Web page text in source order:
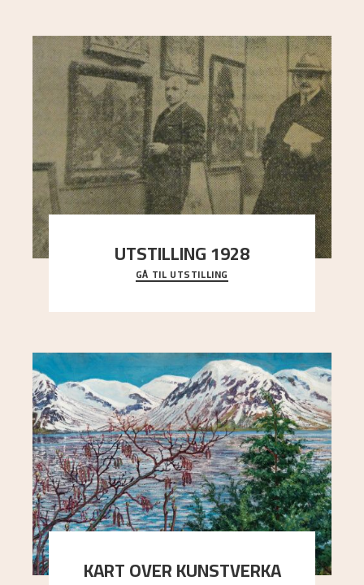
UTSTILLING 1928
Då Astrup døydde i 1928, tok vennene Moritz
Kaland og Simon Thorbjørnsen initiativ til å
GÅ TIL UTSTILLING
KART OVER KUNSTVERKA